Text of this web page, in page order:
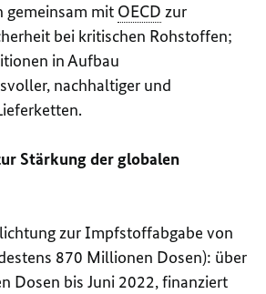
gemeinsam mit OECD zur
bei kritischen Rohstoffen;
in Aufbau
nachhaltiger und
Stärkung der globalen
zur Impfstoffabgabe von
870 Millionen Dosen): über
Dosen bis Juni 2022, finanziert